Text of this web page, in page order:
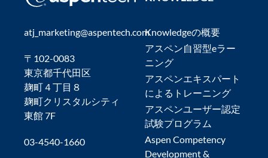
atj_marketing@aspentech.com
〒102-0083
東京都千代田区
麹町４丁目８
麹町クリスタルシティ
東館 7F
03-4540-1660
Knowledgeの概要
アスペン自習型eラー
ニング
アスペンエキスパート
によるトレーニング
アスペンユーザー認定
試験プログラム
Aspen Competency
Development &